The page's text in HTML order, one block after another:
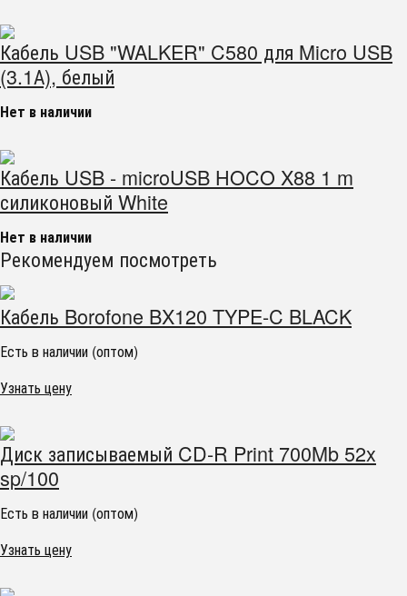
Кабель USB "WALKER" C580 для Micro USB
(3.1А), белый
Нет в наличии
Кабель USB - microUSB HOCO X88 1 m
силиконовый White
Нет в наличии
Рекомендуем посмотреть
Кабель Borofone BX120 TYPE-C BLACK
Есть в наличии (оптом)
Узнать цену
Диск записываемый CD-R Print 700Mb 52x
sp/100
Есть в наличии (оптом)
Узнать цену